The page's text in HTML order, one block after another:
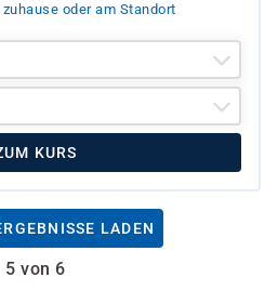
oder am Standort
KURS
LADEN
5 von 6